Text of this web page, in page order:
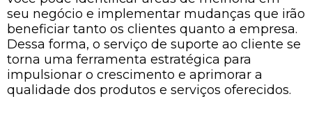
seu negócio e implementar mudanças que irão
beneficiar tanto os clientes quanto a empresa.
Dessa forma, o serviço de suporte ao cliente se
torna uma ferramenta estratégica para
impulsionar o crescimento e aprimorar a
qualidade dos produtos e serviços oferecidos.